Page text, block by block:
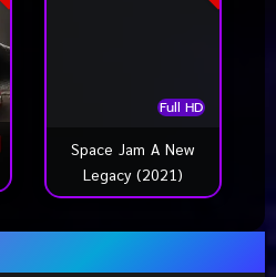
Full HD
Space Jam A New
Legacy (2021)